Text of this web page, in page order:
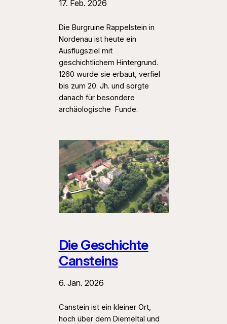
17. Feb. 2026
Die Burgruine Rappelstein in
Nordenau ist heute ein
Ausflugsziel mit
geschichtlichem Hintergrund.
1260 wurde sie erbaut, verfiel
bis zum 20. Jh. und sorgte
danach für besondere
archäologische Funde.
Die Geschichte
Cansteins
6. Jan. 2026
Canstein ist ein kleiner Ort,
hoch über dem Diemeltal und